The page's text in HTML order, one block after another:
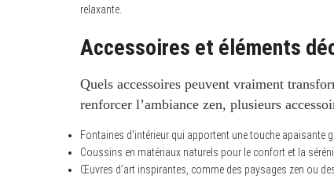
relaxante.
Accessoires et éléments
Quels accessoires peuvent vraiment
renforcer l’ambiance zen, plusieurs
Fontaines d’intérieur qui apportent une touche apaisante
Coussins en matériaux naturels pour le confort et la
Œuvres d’art inspirantes, comme des paysages zen ou